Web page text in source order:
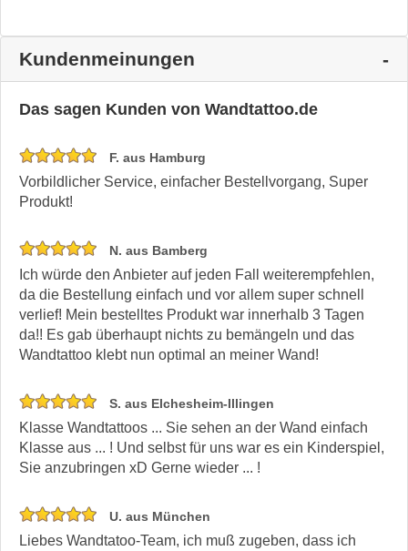
Kundenmeinungen
Das sagen Kunden von Wandtattoo.de
F. aus Hamburg
Vorbildlicher Service, einfacher Bestellvorgang, Super
Produkt!
N. aus Bamberg
Ich würde den Anbieter auf jeden Fall weiterempfehlen,
da die Bestellung einfach und vor allem super schnell
verlief! Mein bestelltes Produkt war innerhalb 3 Tagen
da!! Es gab überhaupt nichts zu bemängeln und das
Wandtattoo klebt nun optimal an meiner Wand!
S. aus Elchesheim-Illingen
Klasse Wandtattoos ... Sie sehen an der Wand einfach
Klasse aus ... ! Und selbst für uns war es ein Kinderspiel,
Sie anzubringen xD Gerne wieder ... !
U. aus München
Liebes Wandtatoo-Team, ich muß zugeben, dass ich